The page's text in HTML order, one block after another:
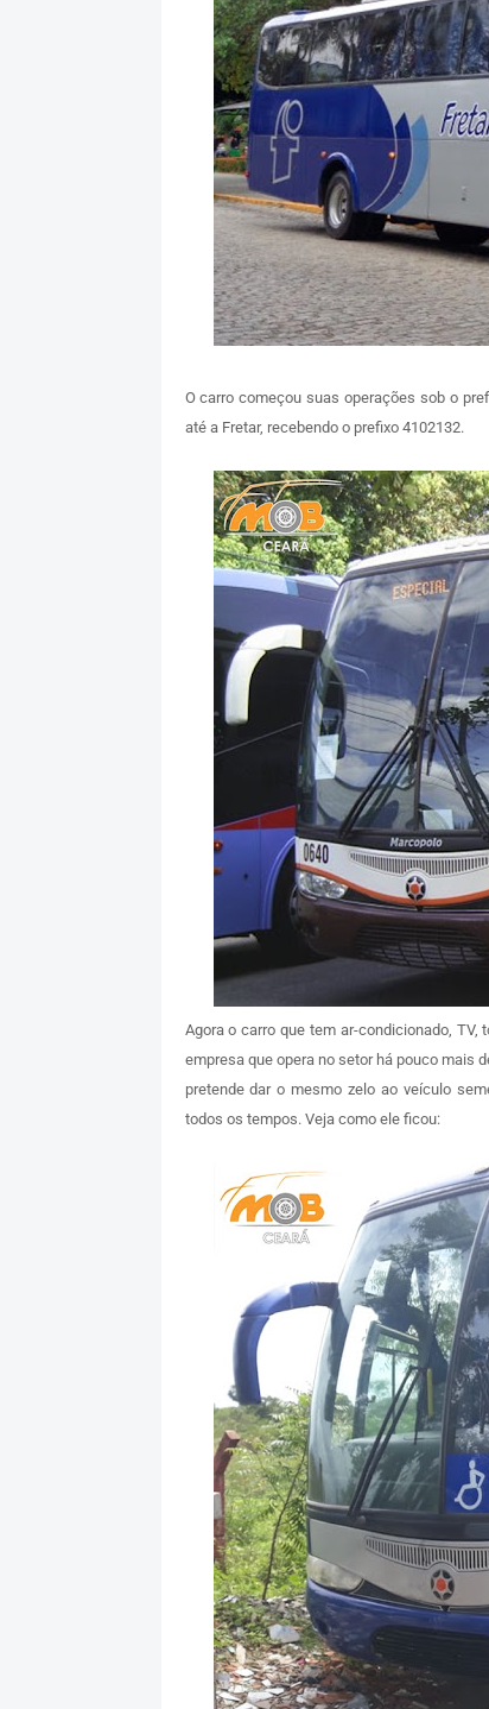
O carro começou suas operações sob o
até a Fretar, recebendo o prefixo 4102132.
Agora o carro que tem ar-condicionado,
empresa que opera no setor há pouco mais
pretende dar o mesmo zelo ao veículo
todos os tempos. Veja como ele ficou: